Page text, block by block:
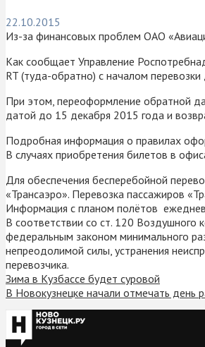
22.10.2015
Из-за финансовых проблем ОАО
Как сообщает Управление
RT (туда-обратно) с началом
При этом, переоформление обратной
датой до 15 декабря 2015 года и
Подробная информация о правилах
В случаях приобретения билетов в
Для обеспечения бесперебойной
«Трансаэро». Перевозка пассажиров
Информация с планом полётов
В соответствии со ст. 120 Воздушного
федеральным законом минимального
непреодолимой силы, устранения
перевозчика.
Зима в Кузбассе будет суровой
В Новокузнецке начали отмечать день